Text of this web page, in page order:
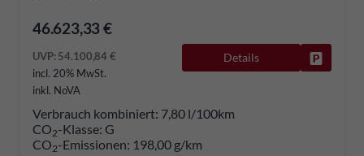
46.623,33 €
UVP:54.100,84 €
incl. 20% MwSt.
inkl. NoVA
Details
Verbrauch kombiniert: 7,80 l/100km
CO2-Klasse: G
CO2-Emissionen: 198,00 g/km